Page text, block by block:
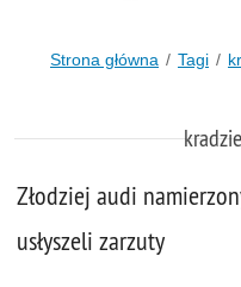
Strona główna Tagi
Złodziej audi
usłyszeli zarzuty